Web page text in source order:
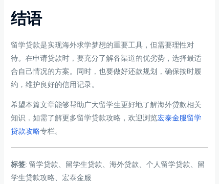
结语
留学贷款是实现海外求学梦想的重要工具，但需要理性对
待。在申请贷款时，要充分了解各渠道的优劣势，选择最适
合自己情况的方案。同时，也要做好还款规划，确保按时履
约，维护良好的信用记录。
希望本篇文章能够帮助广大留学生更好地了解海外贷款相关
知识，如需了解更多留学贷款攻略，欢迎浏览宏泰金服留学
贷款攻略专栏。
标签: 留学贷款、留学生贷款、海外贷款、个人留学贷款、留
学生贷款攻略、宏泰金服